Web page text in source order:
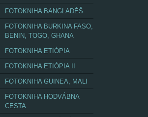
FOTOKNIHA BANGLADÉŠ
FOTOKNIHA BURKINA FASO,
BENIN, TOGO, GHANA
FOTOKNIHA ETIÓPIA
FOTOKNIHA ETIÓPIA II
FOTOKNIHA GUINEA, MALI
FOTOKNIHA HODVÁBNA
CESTA